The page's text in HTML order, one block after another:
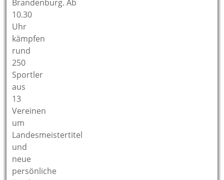
Brandenburg. Ab
10.30
Uhr
kämpfen
rund
250
Sportler
aus
13
Vereinen
um
Landesmeistertitel
und
neue
persönliche